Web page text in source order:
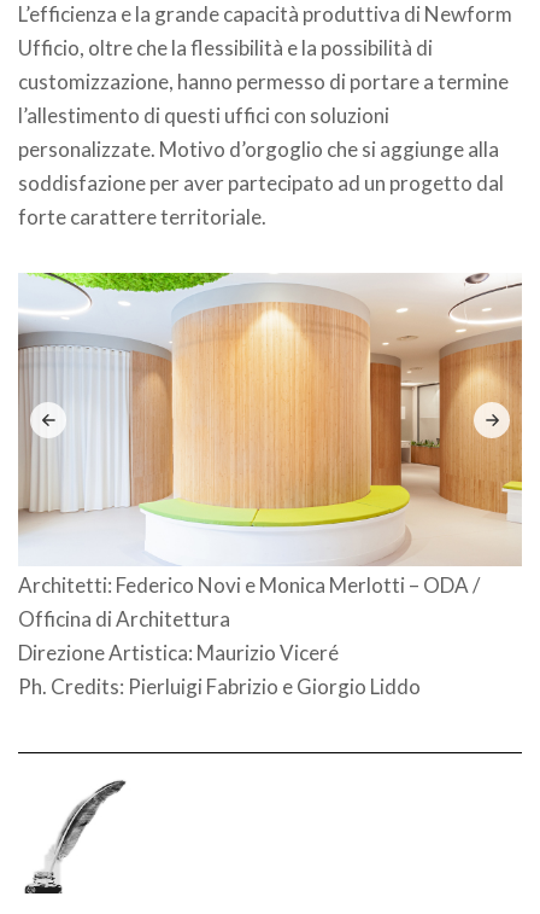
L’efficienza e la grande capacità produttiva di Newform
Ufficio, oltre che la flessibilità e la possibilità di
customizzazione, hanno permesso di portare a termine
l’allestimento di questi uffici con soluzioni
personalizzate. Motivo d’orgoglio che si aggiunge alla
soddisfazione per aver partecipato ad un progetto dal
forte carattere territoriale.
Architetti: Federico Novi e Monica Merlotti – ODA /
Officina di Architettura
Direzione Artistica: Maurizio Viceré
Ph. Credits: Pierluigi Fabrizio e Giorgio Liddo